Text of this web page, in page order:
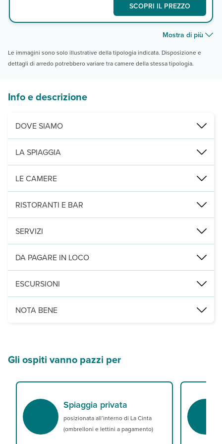
SCOPRI IL PREZZO
Mostra di più
Le immagini sono solo illustrative della tipologia indicata. Disposizione e
dettagli di arredo potrebbero variare tra camere della stessa tipologia.
Info e descrizione
DOVE SIAMO
località Badualga a 2,8 km dal centro di San Teodoro, 2,8 km
LA SPIAGGIA
di sabbia fine, lido attrezzato e privato dell’Hotel all’interno de
LE CAMERE
75, dalle tonalità naturali, materiali ricercati, design
RISTORANTI E BAR
sala colazione con area esterna, servizio a buffet (disponibili
SERVIZI
piscina con solarium attrezzato con lettini e ombrelloni a
DA PAGARE IN LOCO
Servizi facoltativi (su richiesta):
pacchetto MY HST € 10 per
Leggi Tutto
ESCURSIONI
E' possibile aggiungere direttamente nella pratica del
Canyoning al Rio Pitrisconi
NOTA BENE
Gli ospiti vanno pazzi per
Spiaggia privata
posizionata all’interno di La Cinta
(ombrelloni e lettini a pagamento)